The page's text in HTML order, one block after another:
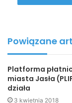
Zobacz
Redakcja
Powiązane
Platforma
miasta Jasła
działa
3 kwietnia 2018